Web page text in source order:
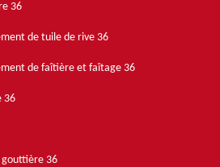
36
de tuile de rive 36
de faîtière et faîtage 36
36
gouttière 36